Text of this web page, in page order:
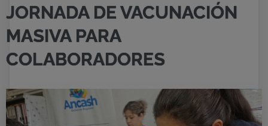
JORNADA DE VACUNACIÓN
MASIVA PARA
COLABORADORES